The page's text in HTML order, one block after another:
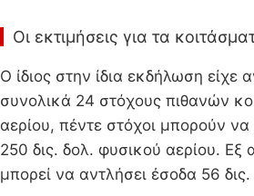
Οι εκτιμήσεις για τα
Ο ίδιος στην ίδια εκδήλωση είχε
συνολικά 24 στόχους πιθανών
αερίου, πέντε στόχοι μπορούν
250 δις. δολ. φυσικού αερίου. Εξ
μπορεί να αντλήσει έσοδα 56